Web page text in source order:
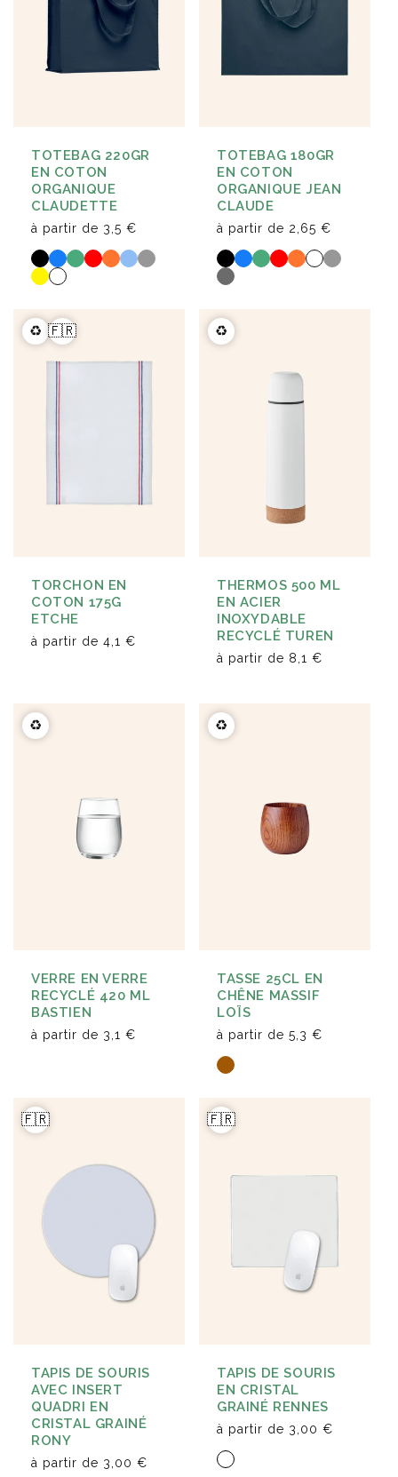
TOTEBAG 220GR
EN COTON
ORGANIQUE
CLAUDETTE
à partir de 3,5 €
TOTEBAG 180GR
EN COTON
ORGANIQUE JEAN
CLAUDE
à partir de 2,65 €
♻️ 🇫🇷
TORCHON EN
COTON 175G
ETCHE
à partir de 4,1 €
♻️
THERMOS 500 ML
EN ACIER
INOXYDABLE
RECYCLÉ TUREN
à partir de 8,1 €
♻️
VERRE EN VERRE
RECYCLÉ 420 ML
BASTIEN
à partir de 3,1 €
♻️
TASSE 25CL EN
CHÊNE MASSIF
LOÏS
à partir de 5,3 €
🇫🇷
TAPIS DE SOURIS
AVEC INSERT
QUADRI EN
CRISTAL GRAINÉ
RONY
à partir de 3,00 €
🇫🇷
TAPIS DE SOURIS
EN CRISTAL
GRAINÉ RENNES
à partir de 3,00 €